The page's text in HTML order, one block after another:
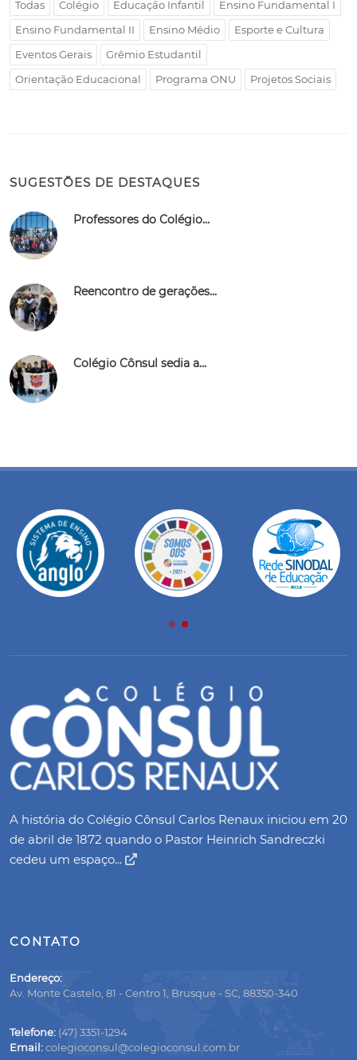
Todas Colégio Educação Infantil
Ensino Fundamental I
Ensino Fundamental II
Ensino Médio
Esporte e Cultura
Eventos Gerais
Grêmio Estudantil
Orientação Educacional
Programa ONU Projetos Sociais
SUGESTÕES DE DESTAQUES
Professores do Colégio...
Reencontro de gerações...
Colégio Cônsul sedia a...
A história do Colégio Cônsul Carlos Renaux iniciou em 20
de abril de 1872 quando o Pastor Heinrich Sandreczki
cedeu um espaço...
CONTATO
Endereço:
Av. Monte Castelo, 81 - Centro 1, Brusque - SC, 88350-340
Telefone: (47) 3351-1294
Email:colegioconsul@colegioconsul.com.br